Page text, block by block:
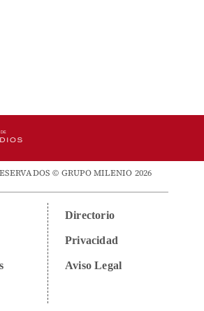
© GRUPO MILENIO 2026
Directorio
Privacidad
Aviso Legal